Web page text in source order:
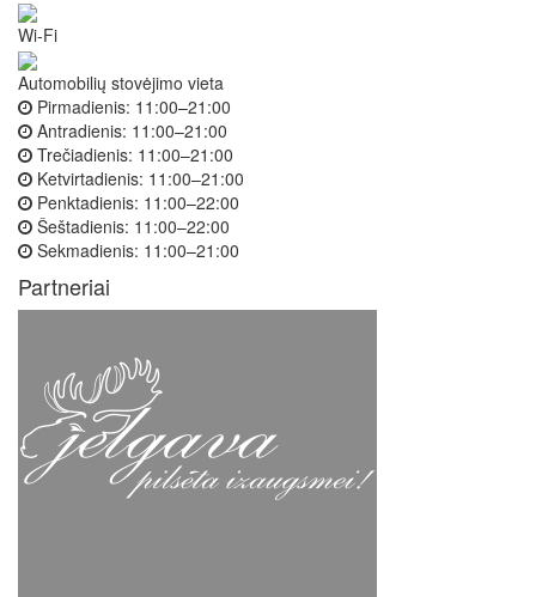
Wi-Fi
Automobilių stovėjimo vieta
Pirmadienis: 11:00–21:00
Antradienis: 11:00–21:00
Trečiadienis: 11:00–21:00
Ketvirtadienis: 11:00–21:00
Penktadienis: 11:00–22:00
Šeštadienis: 11:00–22:00
Sekmadienis: 11:00–21:00
Partneriai